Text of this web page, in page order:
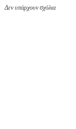
Δεν υπάρχουν σχόλια